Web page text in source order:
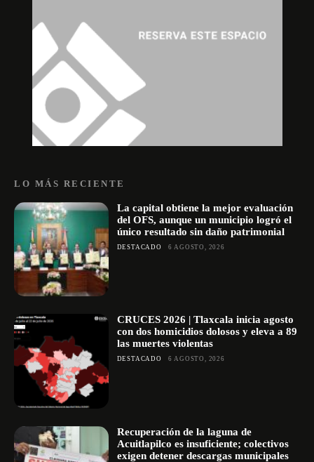
LO MÁS RECIENTE
La capital obtiene la mejor evaluación
del OFS, aunque un municipio logró el
único resultado sin daño patrimonial
DESTACADO 6 AGOSTO, 2026
CRUCES 2026 | Tlaxcala inicia agosto
con dos homicidios dolosos y eleva a 89
las muertes violentas
DESTACADO 6 AGOSTO, 2026
Recuperación de la laguna de
Acuitlapilco es insuficiente; colectivos
exigen detener descargas municipales